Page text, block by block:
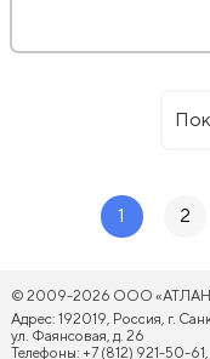
1 2
© 2009-2026 ООО
Адрес: 192019, Россия, г.
ул. Фаянсовая, д. 26
Телефоны: +7 (812) 921-50-